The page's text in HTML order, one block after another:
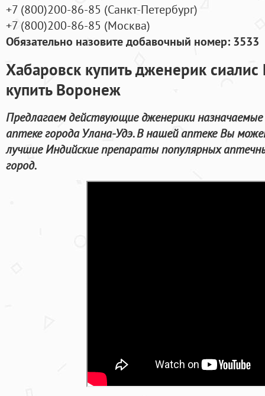
+7 (800)200-86-85 (Санкт-Петербург)
+7 (800)200-86-85 (Москва)
Обязательно назовите добавочный номер: 3533
Хабаровск купить дженерик
купить Воронеж
Предлагаем действующие дженерики
аптеке города Улана-Удэ. В нашей аптеке Вы
лучшие Индийские препараты популярных
город.